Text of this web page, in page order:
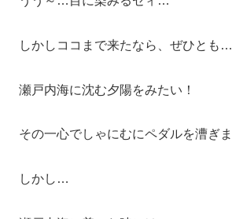
しかしココまで来たなら、ぜひとも…
瀬戸内海に沈む夕陽をみたい！
その一心でしゃにむにペダルを漕ぎま
しかし…